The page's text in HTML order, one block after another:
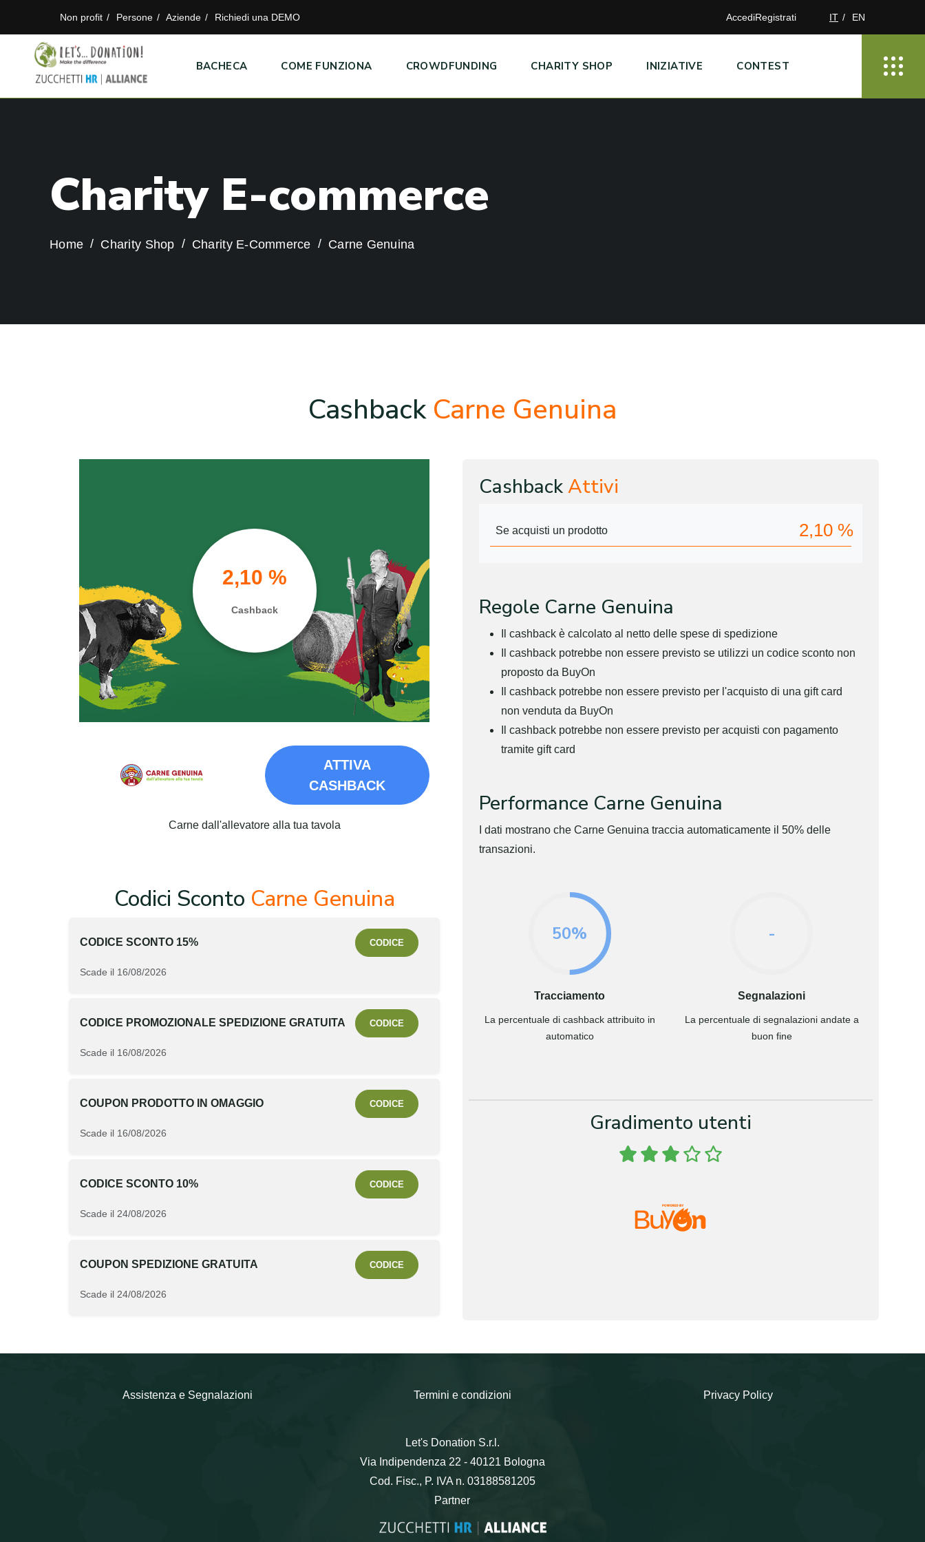
Non profit Persone Aziende Richiedi una DEMO AccediRegistrati IT EN
BACHECA COME FUNZIONA CROWDFUNDING CHARITY SHOP INIZIATIVE CONTEST
Charity E-commerce
Home Charity Shop Charity E-Commerce Carne Genuina
Cashback Carne Genuina
2,10 %
Cashback
ATTIVA
CASHBACK
Carne dall'allevatore alla tua tavola
Codici Sconto Carne Genuina
CODICE SCONTO 15% CODICE
Scade il 16/08/2026
CODICE PROMOZIONALE SPEDIZIONE GRATUITA CODICE
Scade il 16/08/2026
COUPON PRODOTTO IN OMAGGIO CODICE
Scade il 16/08/2026
CODICE SCONTO 10% CODICE
Scade il 24/08/2026
COUPON SPEDIZIONE GRATUITA CODICE
Scade il 24/08/2026
CashbackAttivi
Se acquisti un prodotto 2,10 %
Regole Carne Genuina
Il cashback è calcolato al netto delle spese di spedizione
Il cashback potrebbe non essere previsto se utilizzi un codice sconto non
proposto da BuyOn
Il cashback potrebbe non essere previsto per l'acquisto di una gift card
non venduta da BuyOn
Il cashback potrebbe non essere previsto per acquisti con pagamento
tramite gift card
Performance Carne Genuina
I dati mostrano che Carne Genuina traccia automaticamente il 50% delle
transazioni.
50%
Tracciamento
La percentuale di cashback attribuito in
automatico
-
Segnalazioni
La percentuale di segnalazioni andate a
buon fine
Gradimento utenti
Assistenza e Segnalazioni Termini e condizioni Privacy Policy
Let's Donation S.r.l.
Via Indipendenza 22 - 40121 Bologna
Cod. Fisc., P. IVA n. 03188581205
Partner